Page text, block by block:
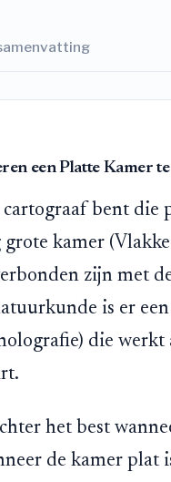
een Platte Kamer
bent die
kamer
zijn met
is er
die werkt
het best
de kamer plat